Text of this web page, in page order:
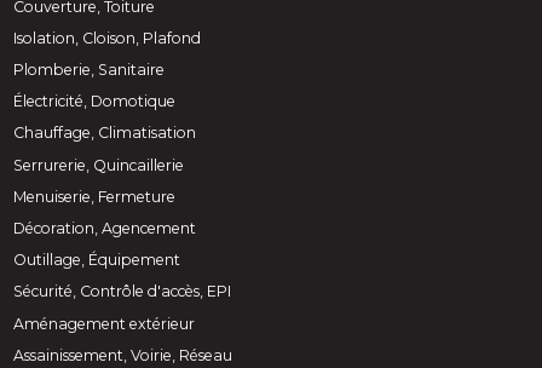
Couverture, Toiture
Isolation, Cloison, Plafond
Plomberie, Sanitaire
Électricité, Domotique
Chauffage, Climatisation
Serrurerie, Quincaillerie
Menuiserie, Fermeture
Décoration, Agencement
Outillage, Équipement
Sécurité, Contrôle d'accès, EPI
Aménagement extérieur
Assainissement, Voirie, Réseau